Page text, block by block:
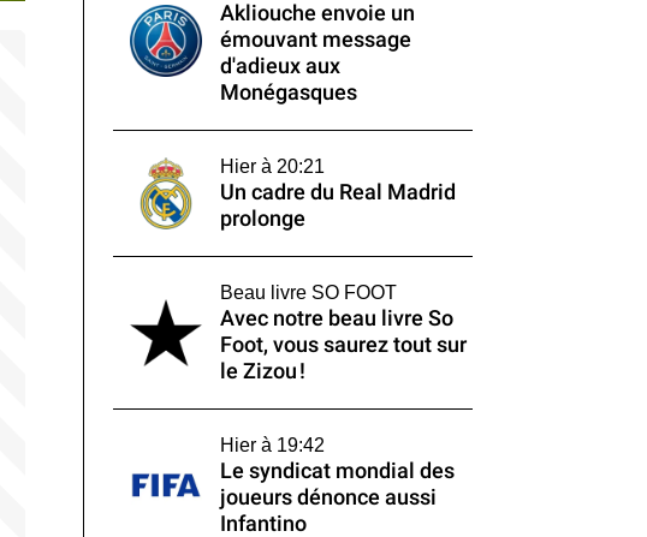
Akliouche envoie un
émouvant message
d'adieux aux
Monégasques
Hier à 20:21
Un cadre du Real Madrid
prolonge
Beau livre SO FOOT
Avec notre beau livre So
Foot, vous saurez tout sur
le Zizou !
Hier à 19:42
Le syndicat mondial des
joueurs dénonce aussi
Infantino